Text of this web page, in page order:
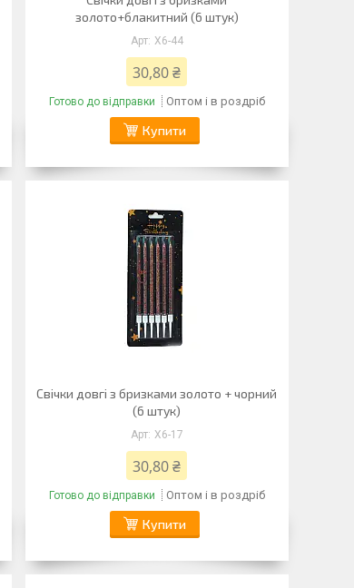
золото+блакитний (6 штук)
X6-44
30,80 ₴
Готово до відправки Оптом і в роздріб
Купити
Свічки довгі з бризками золото + чорний
(6 штук)
X6-17
30,80 ₴
Готово до відправки Оптом і в роздріб
Купити